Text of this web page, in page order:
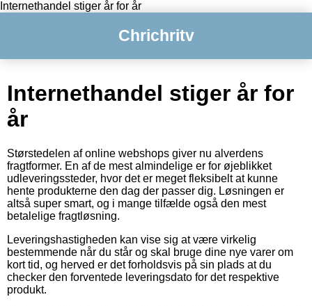
Internethandel stiger år for år
Chrichritv
Internethandel stiger år for
år
Størstedelen af online webshops giver nu alverdens
fragtformer. En af de mest almindelige er for øjeblikket
udleveringssteder, hvor det er meget fleksibelt at kunne
hente produkterne den dag der passer dig. Løsningen er
altså super smart, og i mange tilfælde også den mest
betalelige fragtløsning.
Leveringshastigheden kan vise sig at være virkelig
bestemmende når du står og skal bruge dine nye varer om
kort tid, og herved er det forholdsvis på sin plads at du
checker den forventede leveringsdato for det respektive
produkt.